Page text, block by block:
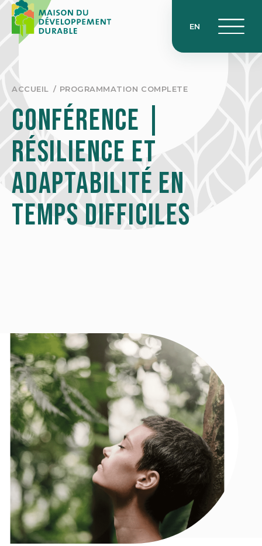
Skip
content
EN
ACCUEIL PROGRAMMATION COMPLETE
CONFÉRENCE |
Résilience et
adaptabilité en
temps difficiles